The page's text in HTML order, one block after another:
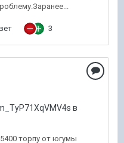
3
в
торпу от югумы